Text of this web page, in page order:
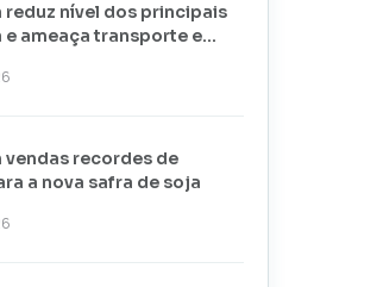
reduz nível dos principais
e ameaça transporte e
vendas recordes de
a nova safra de soja